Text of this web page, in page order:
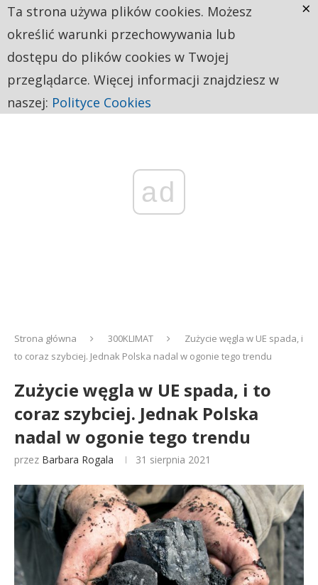
ad
Strona główna 300KLIMAT
Zużycie węgla w UE spada, i
to coraz szybciej. Jednak Polska nadal w ogonie tego trendu
Zużycie węgla w UE spada, i to
coraz szybciej. Jednak Polska
nadal w ogonie tego trendu
przez Barbara Rogala 31 sierpnia 2021
Ta strona używa plików cookies. Możesz
określić warunki przechowywania lub
dostępu do plików cookies w Twojej
przeglądarce. Więcej informacji znajdziesz w
naszej: Polityce Cookies
×